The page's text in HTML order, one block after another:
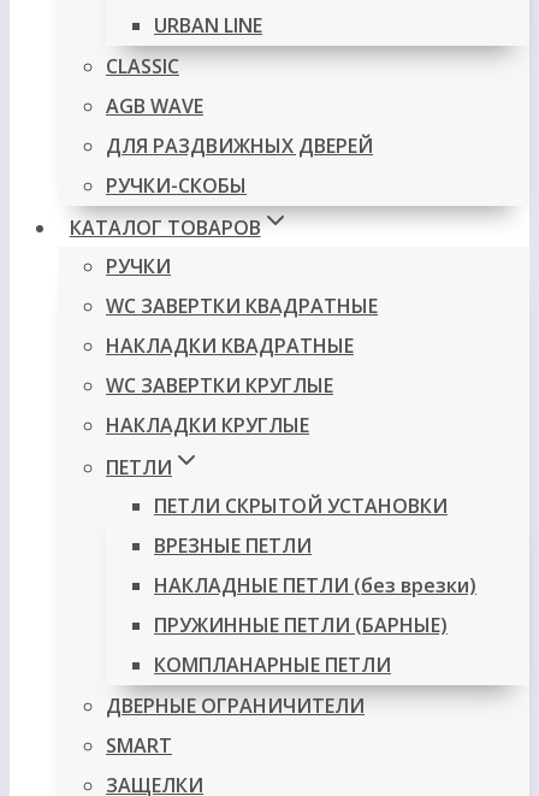
URBAN LINE
CLASSIC
AGB WAVE
ДЛЯ РАЗДВИЖНЫХ ДВЕРЕЙ
РУЧКИ-СКОБЫ
КАТАЛОГ ТОВАРОВ
РУЧКИ
WC ЗАВЕРТКИ КВАДРАТНЫЕ
НАКЛАДКИ КВАДРАТНЫЕ
WC ЗАВЕРТКИ КРУГЛЫЕ
НАКЛАДКИ КРУГЛЫЕ
ПЕТЛИ
ПЕТЛИ СКРЫТОЙ УСТАНОВКИ
ВРЕЗНЫЕ ПЕТЛИ
НАКЛАДНЫЕ ПЕТЛИ (без врезки)
ПРУЖИННЫЕ ПЕТЛИ (БАРНЫЕ)
КОМПЛАНАРНЫЕ ПЕТЛИ
ДВЕРНЫЕ ОГРАНИЧИТЕЛИ
SMART
ЗАЩЕЛКИ